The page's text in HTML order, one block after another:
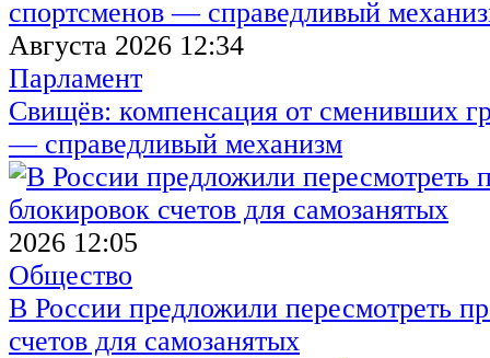
Августа 2026 12:34
Парламент
Свищёв: компенсация от сменивших
— справедливый механизм
2026 12:05
Общество
В России предложили пересмотреть
счетов для самозанятых